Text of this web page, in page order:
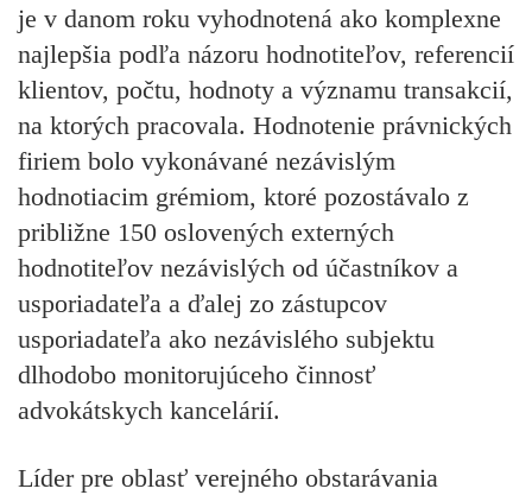
je v danom roku vyhodnotená ako komplexne
najlepšia podľa názoru hodnotiteľov, referencií
klientov, počtu, hodnoty a významu transakcií,
na ktorých pracovala. Hodnotenie právnických
firiem bolo vykonávané nezávislým
hodnotiacim grémiom, ktoré pozostávalo z
približne 150 oslovených externých
hodnotiteľov nezávislých od účastníkov a
usporiadateľa a ďalej zo zástupcov
usporiadateľa ako nezávislého subjektu
dlhodobo monitorujúceho činnosť
advokátskych kancelárií.
Líder pre oblasť verejného obstarávania